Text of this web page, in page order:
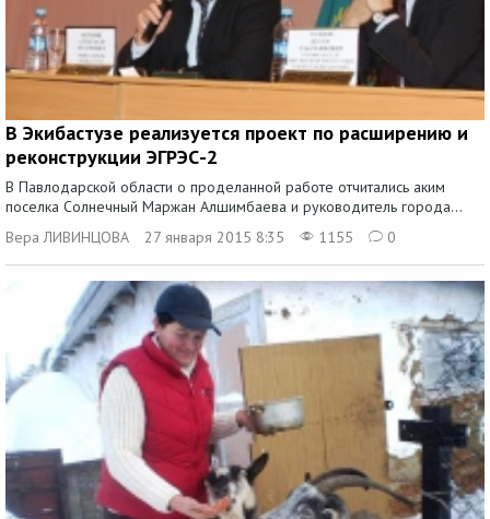
В Экибастузе реализуется проект по расширению и
реконструкции ЭГРЭС-2
В Павлодарской области о проделанной работе отчитались аким
поселка Солнечный Маржан Алшимбаева и руководитель города...
Вера ЛИВИНЦОВА
27 января 2015 8:35 1155 0